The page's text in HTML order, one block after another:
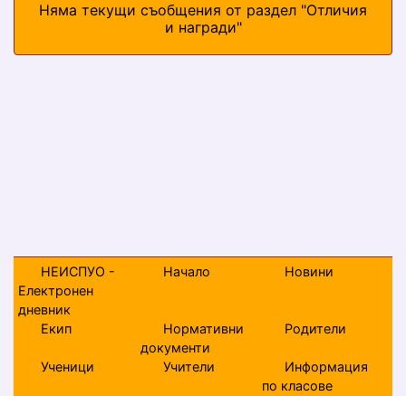
Няма текущи съобщения от раздел "Отличия
и награди"
НЕИСПУО -
Електронен
дневник
Начало Новини
Екип
Нормативни
документи
Родители
Ученици Учители
Информация
по класове